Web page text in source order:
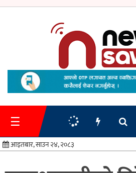
गृहपृष्ठ
समाचार
प्रशासन
☰
आइतबार, साउन २४, २०८३